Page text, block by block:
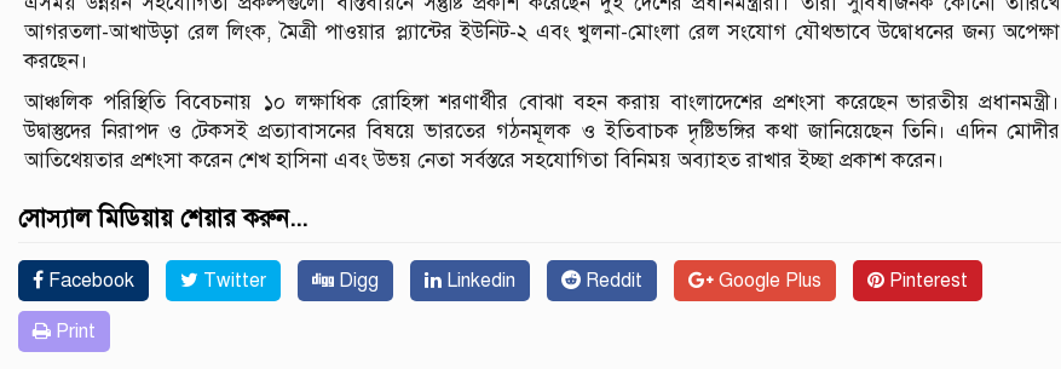
আগরতলা-আখাউড়া রেল লিংক, মৈত্রী পাওয়ার প্ল্যান্টের ইউনিট-২ এবং খুলনা-মোংলা রেল সংযোগ যৌথভাবে উদ্বোধনের জন্য অপেক্ষা
করছেন।
আঞ্চলিক পরিস্থিতি বিবেচনায় ১০ লক্ষাধিক রোহিঙ্গা শরণার্থীর বোঝা বহন করায় বাংলাদেশের প্রশংসা করেছেন ভারতীয় প্রধানমন্ত্রী।
উদ্বাস্তুদের নিরাপদ ও টেকসই প্রত্যাবাসনের বিষয়ে ভারতের গঠনমূলক ও ইতিবাচক দৃষ্টিভঙ্গির কথা জানিয়েছেন তিনি। এদিন মোদীর
আতিথেয়তার প্রশংসা করেন শেখ হাসিনা এবং উভয় নেতা সর্বস্তরে সহযোগিতা বিনিময় অব্যাহত রাখার ইচ্ছা প্রকাশ করেন।
সোস্যাল মিডিয়ায় শেয়ার করুন...
Facebook Twitter Digg Linkedin Reddit Google Plus Pinterest
Print